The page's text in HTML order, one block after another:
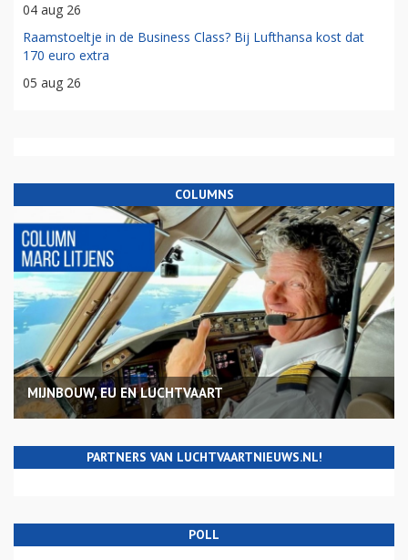
04 aug 26
Raamstoeltje in de Business Class? Bij Lufthansa kost dat
170 euro extra
05 aug 26
COLUMNS
MIJNBOUW, EU EN LUCHTVAART
PARTNERS VAN LUCHTVAARTNIEUWS.NL!
POLL